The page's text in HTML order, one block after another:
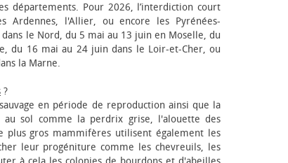
départements. Pour 2026, l’interdiction court
l'Allier, ou encore les Pyrénées-
le Nord, du 5 mai au 13 juin en Moselle, du
du 16 mai au 24 juin dans le Loir-et-Cher, ou
la Marne.
?
en période de reproduction ainsi que la
au sol comme la perdrix grise, l'alouette des
plus gros mammifères utilisent également les
leur progéniture comme les chevreuils, les